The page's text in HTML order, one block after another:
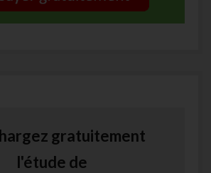
gratuitement
l'étude de